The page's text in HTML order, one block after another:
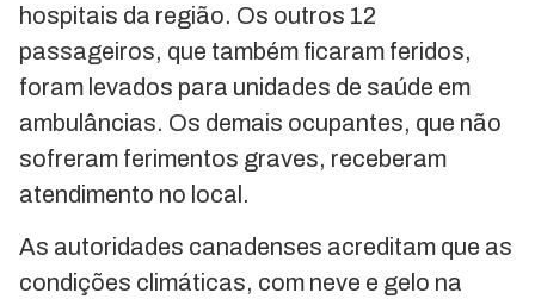
hospitais da região. Os outros 12
passageiros, que também ficaram feridos,
foram levados para unidades de saúde em
ambulâncias. Os demais ocupantes, que não
sofreram ferimentos graves, receberam
atendimento no local.
As autoridades canadenses acreditam que as
condições climáticas, com neve e gelo na